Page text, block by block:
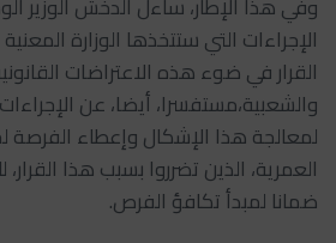
الإجراءات التي ستتخذها الوزارة
القرار في ضوء هذه الاعتراضات
والشعبية،مستفسرا، أيضا، عن
لمعالجة هذا الإشكال وإعطاء الفرصة
العمرية، الذين تضرروا بسبب هذا القرار،
ضمانا لمبدأ تكافؤ الفرص.